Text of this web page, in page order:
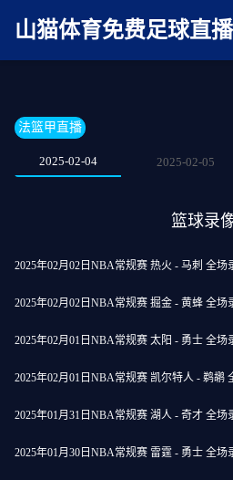
AV在线无码麻豆
山猫体育免费足球直播
法篮甲直播
2025-02-04 2025-02-05
篮球录
2025年02月02日NBA常规赛 热火 - 马刺 全场
2025年02月02日NBA常规赛 掘金 - 黄蜂 全场
2025年02月01日NBA常规赛 太阳 - 勇士 全场
2025年02月01日NBA常规赛 凯尔特人 - 鹈鹕
2025年01月31日NBA常规赛 湖人 - 奇才 全场
2025年01月30日NBA常规赛 雷霆 - 勇士 全场